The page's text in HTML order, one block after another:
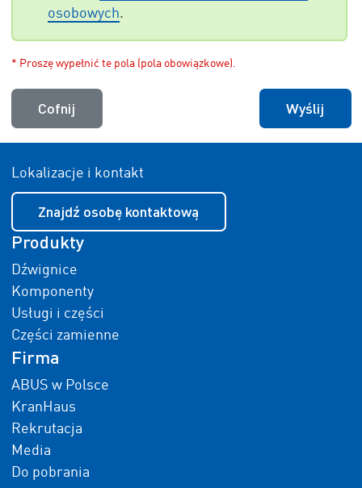
osobowych.
* Proszę wypełnić te pola (pola obowiązkowe).
Cofnij Wyślij
Lokalizacje i kontakt
Znajdź osobę kontaktową
Produkty
Dźwignice
Komponenty
Usługi i części
Części zamienne
Firma
ABUS w Polsce
KranHaus
Rekrutacja
Media
Do pobrania